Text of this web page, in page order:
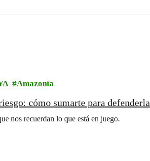
Amazonía
cómo sumarte para defenderla
nos recuerdan lo que está en juego.